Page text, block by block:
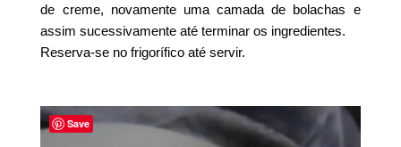
de creme, novamente uma camada de bolachas e
assim sucessivamente até terminar os ingredientes.
Reserva-se no frigorífico até servir.
Save